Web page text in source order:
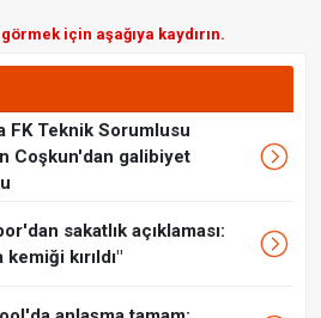
için aşağıya kaydırın.
FK Teknik Sorumlusu
Coşkun'dan galibiyet
sakatlık açıklaması:
kırıldı"